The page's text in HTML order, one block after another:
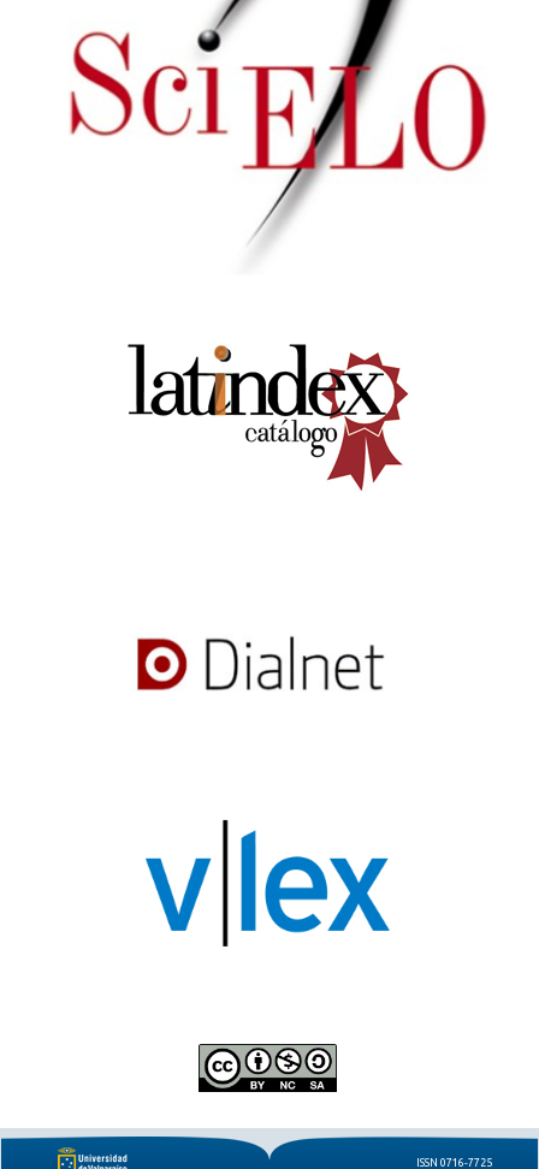
ISSN 0716-7725